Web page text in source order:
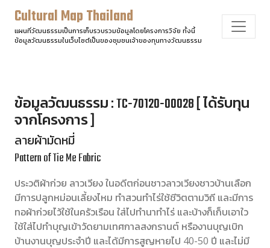
Cultural Map Thailand
แผนที่วัฒนธรรมเป็นการเก็บรวบรวมข้อมูลโดยโครงการวิจัย ทั้งนี้
ข้อมูลวัฒนธรรมในเว็บไซต์เป็นของชุมชนเจ้าของทุนทางวัฒนธรรม
ข้อมูลวัฒนธรรม : TC-70120-00028 [ ได้รับทุน
จากโครงการ ]
ลายผ้ามัดหมี่
Pattern of Tie Me Fabric
ประวติผ้าก่วย ลาวเวียง ในอดีตก่อนชาวลาวเวียงชาวบ้านเลือก
มีการปลูกหม่อนเลี้ยงไหม ทำสวนทำไร่ใช้ชีวิตตามวิถี และมีการ
ทอผ้าก่วยไว้ใช้ในครัวเรือน ใส่ไปทำนาทำไร่ และบ้างก็เก็บเอาใว
ใช้ใส่ไปทำบุญเข้าวัดยามเทศกาลสงกรานต์ หรืองานบุญเบิก
บ้านงานบุญประจำปี และได้มีการสูญหายไป 40-50 ปี และไม่มี